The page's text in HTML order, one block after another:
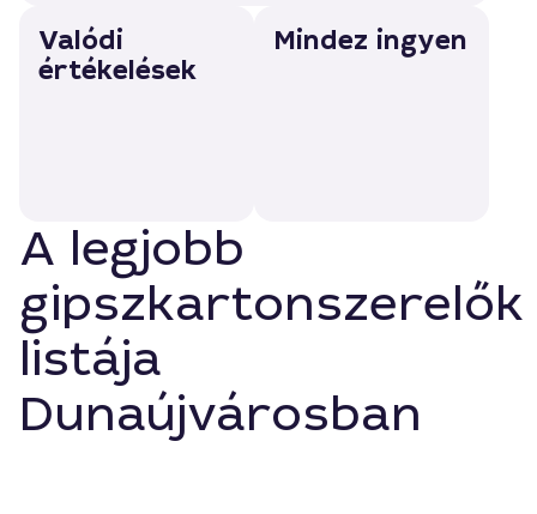
Valódi
értékelések
Mindez ingyen
A legjobb
gipszkartonszerelők
listája
Dunaújvárosban